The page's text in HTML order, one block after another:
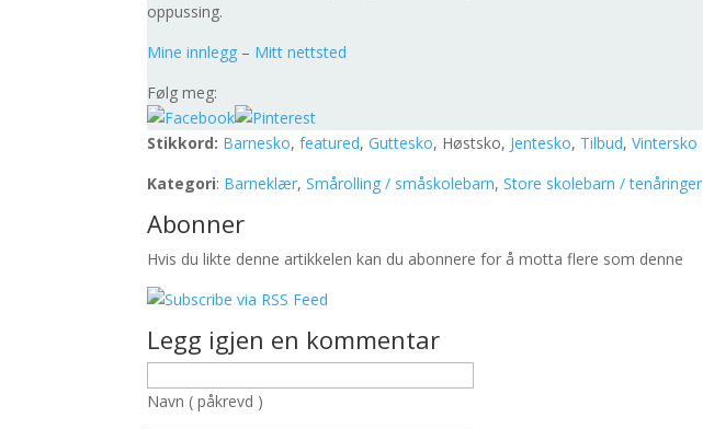
oppussing.
Mine innlegg – Mitt nettsted
Følg meg:
Stikkord: Barnesko,featured,Guttesko, Høstsko, Jentesko, Tilbud,Vintersko
Kategori: Barneklær,Smårolling / småskolebarn,Store skolebarn / tenåringer
Abonner
Hvis du likte denne artikkelen kan du abonnere for å motta flere som denne
Legg igjen en kommentar
Navn ( påkrevd )